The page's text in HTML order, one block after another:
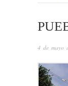
4 de mayo